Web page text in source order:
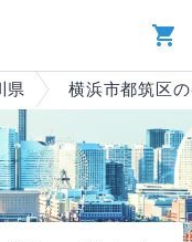
県 横浜市都筑区